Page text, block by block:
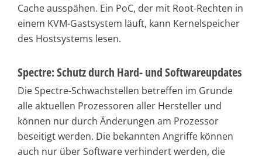
Cache ausspähen. Ein PoC, der mit Root-Rechten in
einem KVM-Gastsystem läuft, kann Kernelspeicher
des Hostsystems lesen.
Spectre: Schutz durch Hard- und Softwareupdates
Die Spectre-Schwachstellen betreffen im Grunde
alle aktuellen Prozessoren aller Hersteller und
können nur durch Änderungen am Prozessor
beseitigt werden. Die bekannten Angriffe können
auch nur über Software verhindert werden, die